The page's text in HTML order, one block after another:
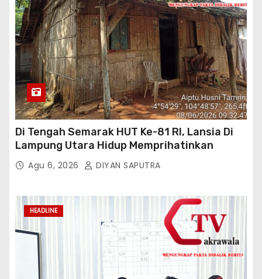
Di Tengah Semarak HUT Ke-81 RI, Lansia Di
Lampung Utara Hidup Memprihatinkan
Agu 6, 2026 DIYAN SAPUTRA
HEADLINE